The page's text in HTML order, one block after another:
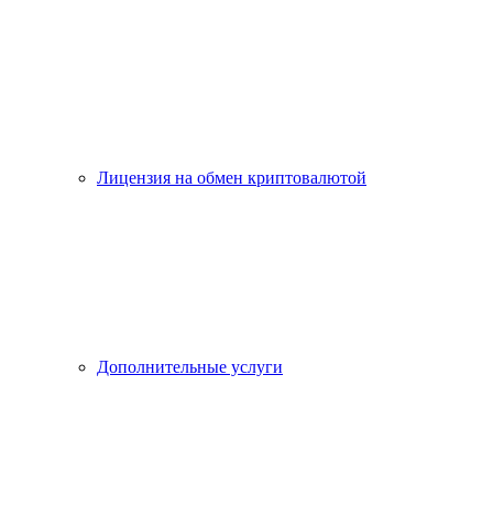
Лицензия на обмен криптовалютой
Дополнительные услуги